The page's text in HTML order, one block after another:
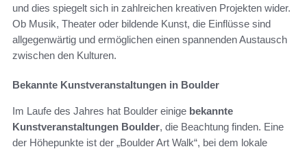
und dies spiegelt sich in zahlreichen kreativen Projekten wider.
Ob Musik, Theater oder bildende Kunst, die Einflüsse sind
allgegenwärtig und ermöglichen einen spannenden Austausch
zwischen den Kulturen.
Bekannte Kunstveranstaltungen in Boulder
Im Laufe des Jahres hat Boulder einige bekannte
Kunstveranstaltungen Boulder, die Beachtung finden. Eine
der Höhepunkte ist der „Boulder Art Walk“, bei dem lokale